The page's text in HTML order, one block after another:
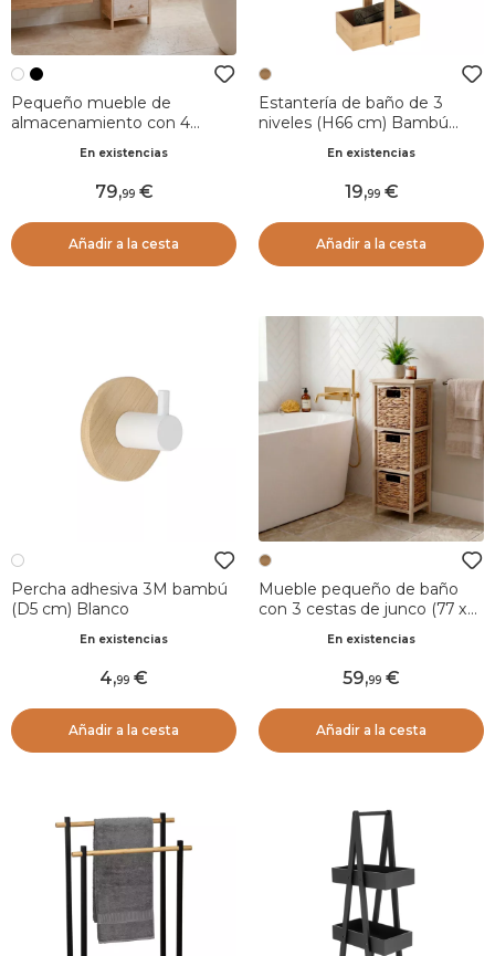
Pequeño mueble de
almacenamiento con 4
paulownia (86 x 37 cm)
Esteban Blanco
En existencias
79,99
Añadir a la cesta
Estantería de baño de 3
niveles (H66 cm) Bambú
En existencias
19,99
Añadir a la cesta
Percha adhesiva 3M bambú
(D5 cm) Blanco
En existencias
4,99
Añadir a la cesta
Mueble pequeño de baño
con 3 cestas de junco (77 x
En existencias
59,99
Añadir a la cesta